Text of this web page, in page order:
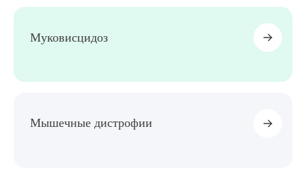
Муковисцидоз
Мышечные дистрофии
Выберите сопутствующую услугу